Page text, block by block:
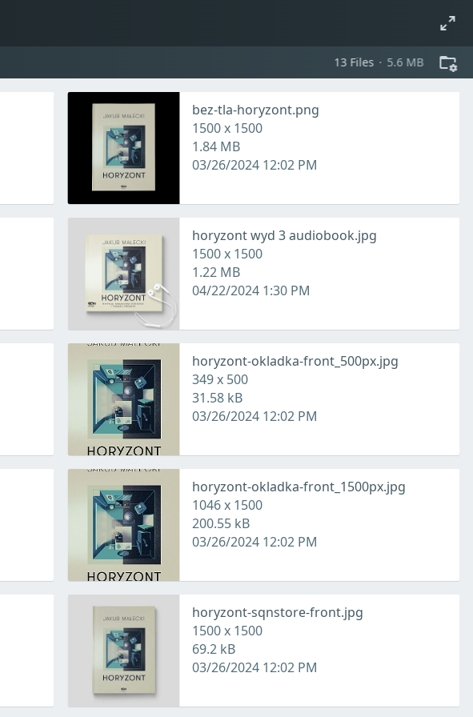
13 files 5.6 MB
bez-tla-horyzont.png
1500 x 1500
1.84 MB
03/26/2024 12:02 PM
horyzont wyd 3 audiobook.jpg
1500 x 1500
1.22 MB
04/22/2024 1:30 PM
horyzont-okladka-front_500px.jpg
349 x 500
31.58 kB
03/26/2024 12:02 PM
horyzont-okladka-front_1500px.jpg
1046 x 1500
200.55 kB
03/26/2024 12:02 PM
horyzont-sqnstore-front.jpg
1500 x 1500
69.2 kB
03/26/2024 12:02 PM